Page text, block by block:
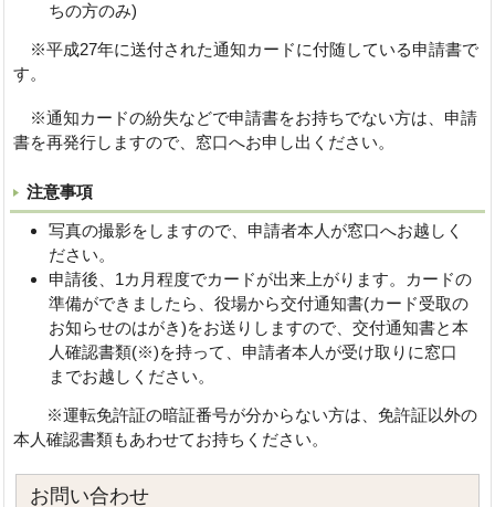
ちの方のみ)
※平成27年に送付された通知カードに付随している申請書で
す。
※通知カードの紛失などで申請書をお持ちでない方は、申請
書を再発行しますので、窓口へお申し出ください。
注意事項
写真の撮影をしますので、申請者本人が窓口へお越しく
ださい。
申請後、1カ月程度でカードが出来上がります。カードの
準備ができましたら、役場から交付通知書(カード受取の
お知らせのはがき)をお送りしますので、交付通知書と本
人確認書類(※)を持って、申請者本人が受け取りに窓口
までお越しください。
※運転免許証の暗証番号が分からない方は、免許証以外の
本人確認書類もあわせてお持ちください。
お問い合わせ